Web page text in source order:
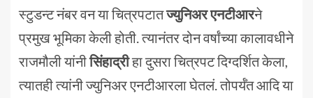
स्टुडन्ट नंबर वन या चित्रपटातज्युनिअर एनटीआरने
प्रमुख भूमिका केली होती. त्यानंतर दोन वर्षांच्या कालावधीने
राजमौली यांनीसिंहाद्रीहा दुसरा चित्रपट दिग्दर्शित केला,
त्यातही त्यांनी ज्युनिअर एनटीआरला घेतलं. तोपर्यँत आदि या